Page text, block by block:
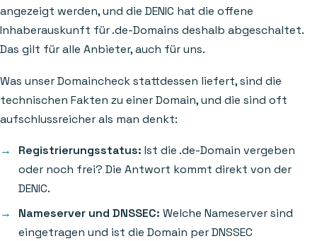
angezeigt werden, und die DENIC hat die offene
Inhaberauskunft für .de-Domains deshalb abgeschaltet.
Das gilt für alle Anbieter, auch für uns.
Was unser Domaincheck stattdessen liefert, sind die
technischen Fakten zu einer Domain, und die sind oft
aufschlussreicher als man denkt:
Registrierungsstatus: Ist die .de-Domain vergeben
oder noch frei? Die Antwort kommt direkt von der
DENIC.
Nameserver und DNSSEC: Welche Nameserver sind
eingetragen und ist die Domain per DNSSEC